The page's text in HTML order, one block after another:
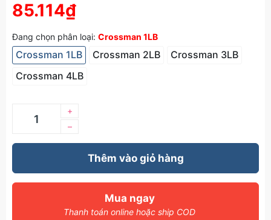
85.114₫
Đang chọn phân loại: Crossman 1LB
Crossman 1LB Crossman 2LB
Crossman 3LB
Crossman 4LB
–
+
Thêm vào giỏ hàng
Mua ngay
Thanh toán online hoặc ship COD